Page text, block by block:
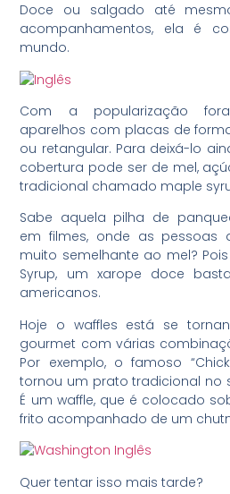
Doce ou salgado até
acompanhamentos, ela é
mundo.
Com a popularização
aparelhos com placas de
ou retangular. Para deixá-lo
cobertura pode ser de mel,
tradicional chamado maple
Sabe aquela pilha de
em filmes, onde as pessoas
muito semelhante ao mel?
Syrup, um xarope doce
americanos.
Hoje o waffles está se
gourmet com várias
Por exemplo, o famoso
tornou um prato tradicional no
É um waffle, que é colocado
frito acompanhado de um
Quer tentar isso mais tarde?